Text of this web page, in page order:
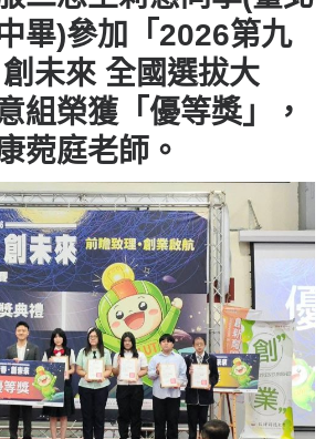
畢)參加「2026第九
未來 全國選拔大
組榮獲「優等獎」，
菀庭老師。